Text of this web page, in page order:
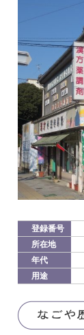
登録番号
所在地
年代
用途